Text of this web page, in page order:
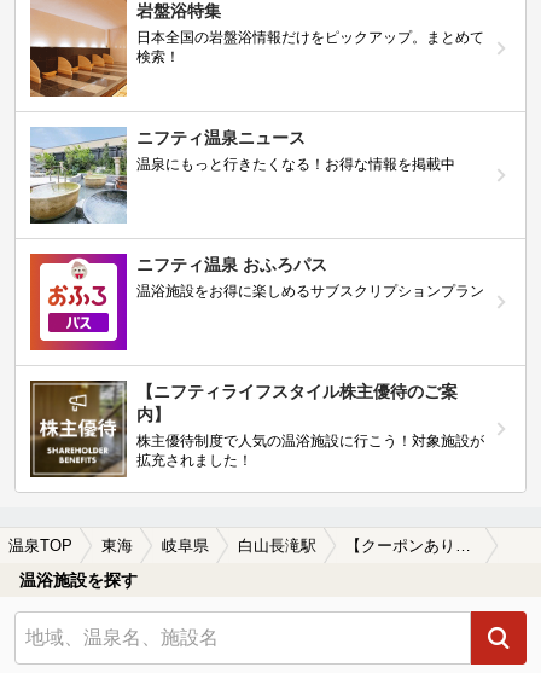
岩盤浴特集
日本全国の岩盤浴情報だけをピックアップ。まとめて
検索！
ニフティ温泉ニュース
温泉にもっと行きたくなる！お得な情報を掲載中
ニフティ温泉 おふろパス
温浴施設をお得に楽しめるサブスクリプションプラン
【ニフティライフスタイル株主優待のご案
内】
株主優待制度で人気の温浴施設に行こう！対象施設が
拡充されました！
温泉TOP 東海 岐阜県 白山長滝駅 【クーポンあり】一人旅におすすめの白山長滝駅近くの温泉、日帰り温泉、スーパー銭湯おすすめ
温浴施設を探す